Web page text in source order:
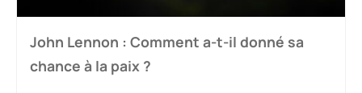
John Lennon : Comment a-t-il donné sa
chance à la paix ?